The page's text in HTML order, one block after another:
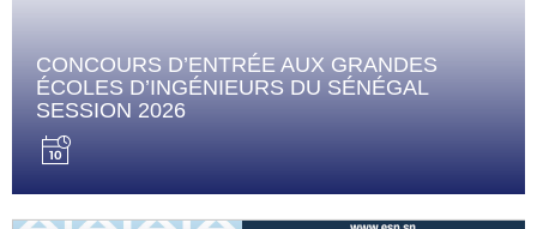
CONCOURS D’ENTRÉE AUX GRANDES
ÉCOLES D’INGÉNIEURS DU SÉNÉGAL
SESSION 2026